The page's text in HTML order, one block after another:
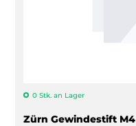
0 Stk. an Lager